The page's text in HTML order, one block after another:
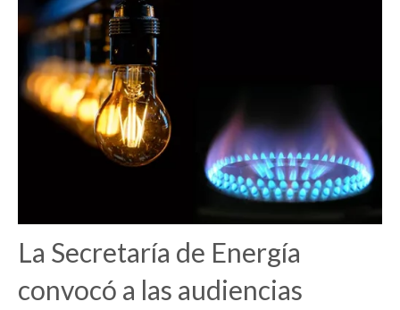
La Secretaría de Energía
convocó a las audiencias